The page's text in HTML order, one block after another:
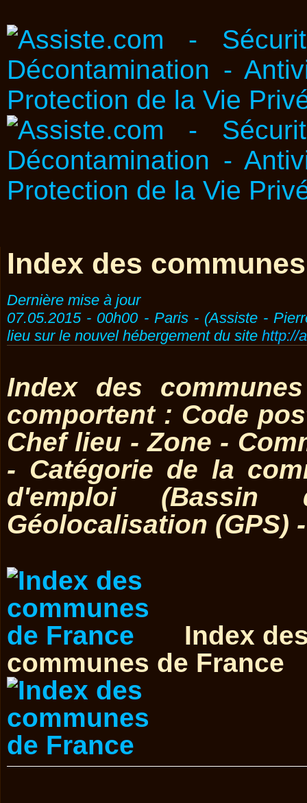
Index des
Dernière mise à jour
07.05.2015 - 00h00 - Paris - (Assiste -
lieu sur le nouvel hébergement du site http://
Index des
comportent : Code
Chef lieu - Zone -
- Catégorie de la
d'emploi (Bassin
Géolocalisation (GPS)
Index
communes de France